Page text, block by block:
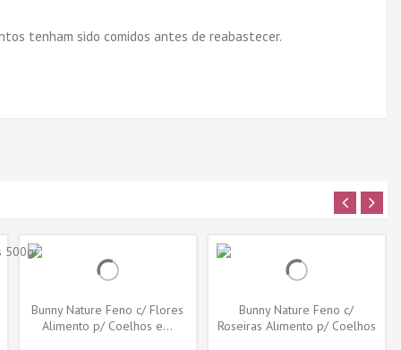
tenham sido comidos antes de reabastecer.
Bunny Nature Feno c/ Flores
Alimento p/ Coelhos e...
Bunny Nature Feno c/
Roseiras Alimento p/ Coelhos